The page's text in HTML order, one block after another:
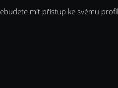
mít přístup ke svému